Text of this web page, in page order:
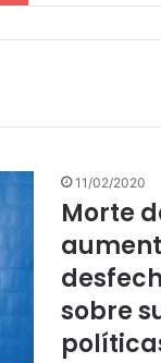
11/02/2020
Morte
sobre